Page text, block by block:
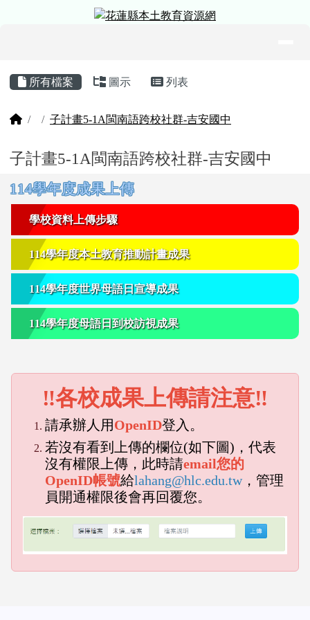
花蓮縣本土教育資源網
主內容區域
所有檔案 圖示 列表
回首頁子計畫5-1A閩南語跨校社群-吉安國中
子計畫5-1A閩南語跨校社群-吉安國中
右邊區域內容
114學年度成果上傳
學校資料上傳步驟
114學年度本土教育推動計畫成果
114學年度世界母語日宣導成果
114學年度母語日到校訪視成果
‼各校成果上傳請注意‼
請承辦人用OpenID登入。
若沒有看到上傳的欄位(如下圖)，代表
沒有權限上傳，此時請email您的
OpenID帳號給lahang@hlc.edu.tw，管理
員開通權限後會再回覆您。
empty head
頁尾區域